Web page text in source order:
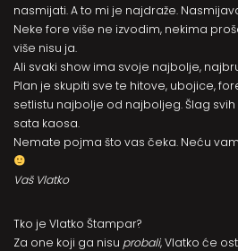
nasmijati. A to mi je najdraže.
Neke fore više ne izvodim, nekima
više nisu ja.
Ali svaki show ima svoje najbolje,
Plan je skupiti sve te hitove, ubojice,
setlistu najbolje od najboljeg. Šlag svih
sata kaosa.
Nemate pojma što vas čeka. Neću
Vaš Vlatko
Tko je Vlatko Štampar?
Za one koji ga nisu probali, Vlatko će